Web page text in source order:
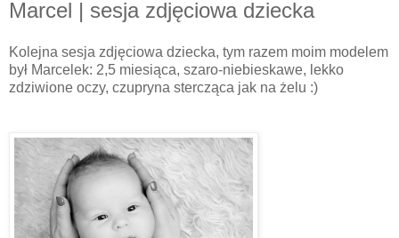
Marcel | sesja zdjęciowa dziecka
Kolejna sesja zdjęciowa dziecka, tym razem moim modelem
był Marcelek: 2,5 miesiąca, szaro-niebieskawe, lekko
zdziwione oczy, czupryna stercząca jak na żelu :)